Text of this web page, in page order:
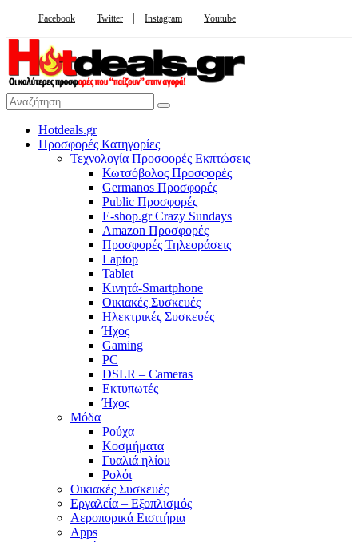
Facebook Twitter Instagram Youtube
Hotdeals.gr
Προσφορές Κατηγορίες
Τεχνολογία Προσφορές Εκπτώσεις
Κωτσόβολος Προσφορές
Germanos Προσφορές
Public Προσφορές
E-shop.gr Crazy Sundays
Amazon Προσφορές
Προσφορές Τηλεοράσεις
Laptop
Tablet
Κινητά-Smartphone
Οικιακές Συσκευές
Hλεκτρικές Συσκευές
Ήχος
Gaming
PC
DSLR – Cameras
Εκτυπωτές
Ήχος
Μόδα
Ρούχα
Κοσμήματα
Γυαλιά ηλίου
Ρολόι
Οικιακές Συσκευές
Εργαλεία – Εξοπλισμός
Αεροπορικά Εισιτήρια
Apps